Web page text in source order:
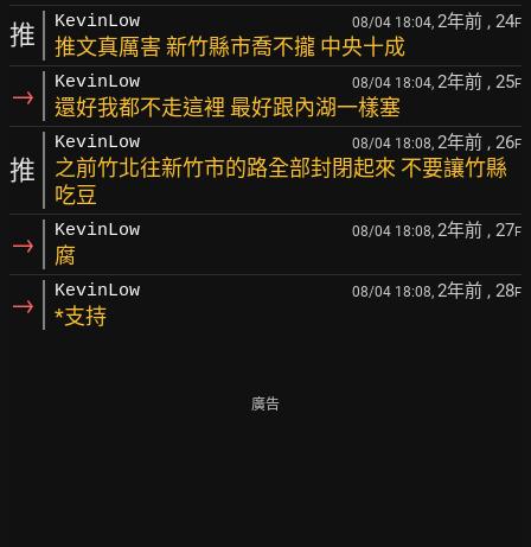
推 KevinLow 08/04 18:04, 2年前 , 24F
推文真厲害 新竹縣市喬不攏 中央十成
→ KevinLow 08/04 18:04, 2年前 , 25F
還好我都不走這裡 最好跟內湖一樣塞
推
KevinLow 08/04 18:08, 2年前 , 26F
之前竹北往新竹市的路全部封閉起來 不要讓竹縣
吃豆
→ KevinLow 08/04 18:08, 2年前 , 27F
腐
→ KevinLow 08/04 18:08, 2年前 , 28F
*支持
廣告